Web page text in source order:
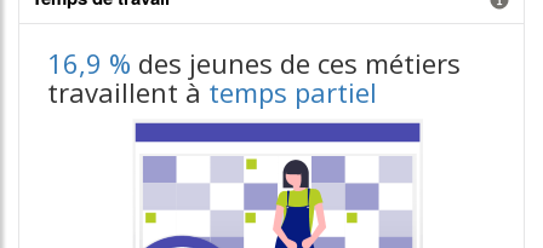
16,9 % des jeunes de ces métiers
travaillent à temps partiel